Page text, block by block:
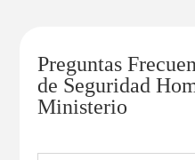
Preguntas
de Seguridad
Ministerio